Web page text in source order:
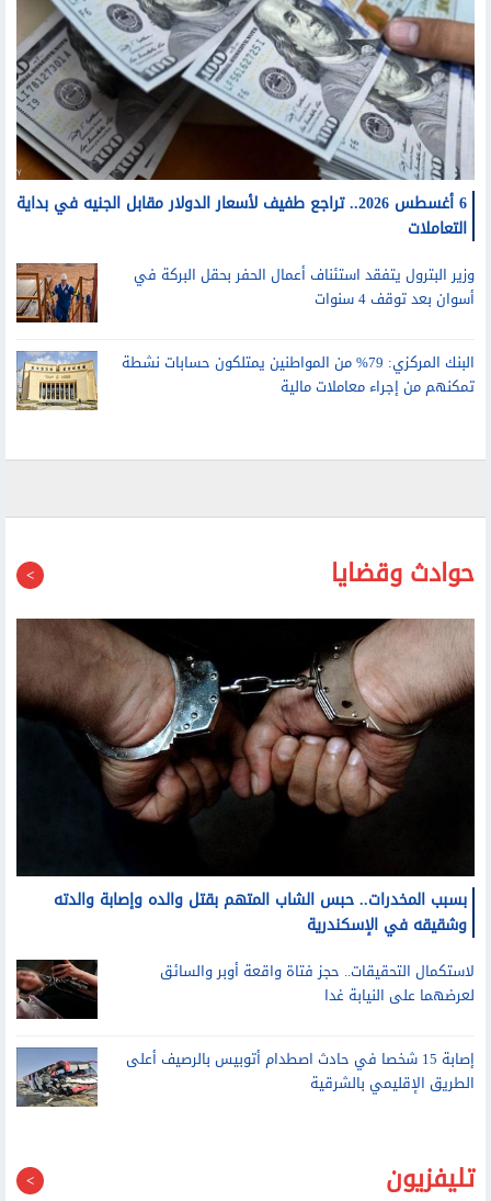
6 أغسطس 2026.. تراجع طفيف لأسعار الدولار مقابل الجنيه في بداية
التعاملات
وزير البترول يتفقد استئناف أعمال الحفر بحقل البركة في
أسوان بعد توقف 4 سنوات
البنك المركزي: 79% من المواطنين يمتلكون حسابات نشطة
تمكنهم من إجراء معاملات مالية
حوادث وقضايا
بسبب المخدرات.. حبس الشاب المتهم بقتل والده وإصابة والدته
وشقيقه في الإسكندرية
لاستكمال التحقيقات.. حجز فتاة واقعة أوبر والسائق
لعرضهما على النيابة غدا
إصابة 15 شخصا في حادث اصطدام أتوبيس بالرصيف أعلى
الطريق الإقليمي بالشرقية
تليفزيون